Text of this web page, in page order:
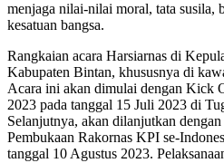
menjaga nilai-nilai moral, tata susila,
kesatuan bangsa.
Rangkaian acara Harsiarnas di
Kabupaten Bintan, khususnya di
Acara ini akan dimulai dengan Kick
2023 pada tanggal 15 Juli 2023 di
Selanjutnya, akan dilanjutkan
Pembukaan Rakornas KPI se-
tanggal 10 Agustus 2023.